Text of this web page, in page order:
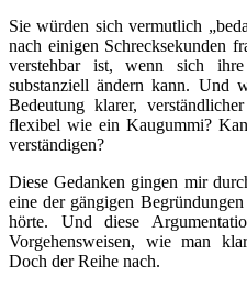
Sie würden sich vermutlich
nach einigen Schrecksekunden
verstehbar ist, wenn sich
substanziell ändern kann. Und
Bedeutung klarer,
flexibel wie ein Kaugummi?
verständigen?
Diese Gedanken gingen mir
eine der gängigen
hörte. Und diese
Vorgehensweisen, wie man
Doch der Reihe nach.